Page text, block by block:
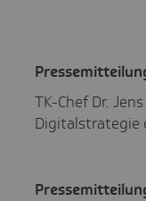
TK-Chef Dr.
Digitalstrategie